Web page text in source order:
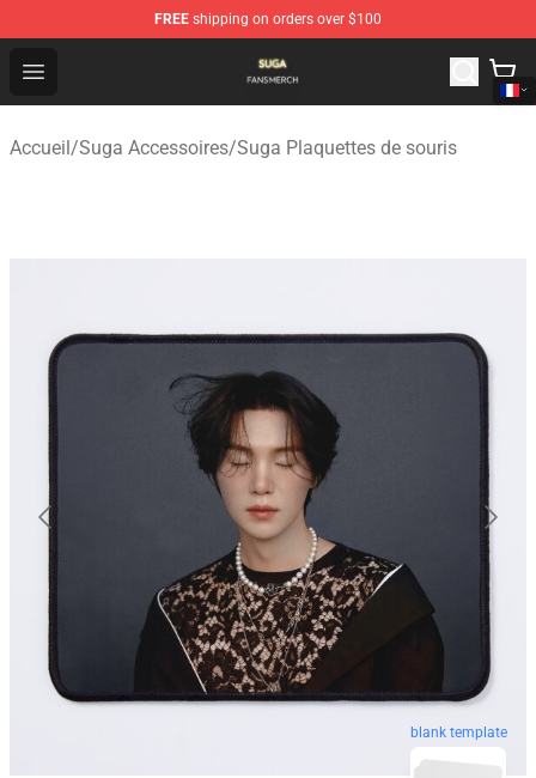
FREE shipping on orders over $100
Open menu
Suga Shop - Official Suga Merchandise Store
Accueil/Suga Accessoires/Suga Plaquettes de souris
blank template